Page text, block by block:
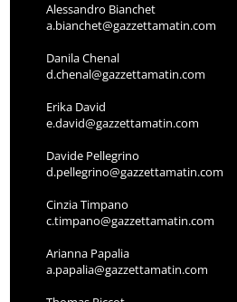
Alessandro Bianchet
a.bianchet@gazzettamatin.com
Danila Chenal
d.chenal@gazzettamatin.com
Erika David
e.david@gazzettamatin.com
Davide Pellegrino
d.pellegrino@gazzettamatin.com
Cinzia Timpano
c.timpano@gazzettamatin.com
Arianna Papalia
a.papalia@gazzettamatin.com